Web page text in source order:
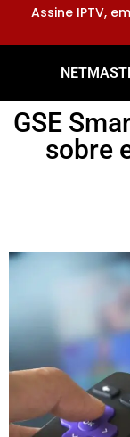
Assine IPTV,
GSE
sobre